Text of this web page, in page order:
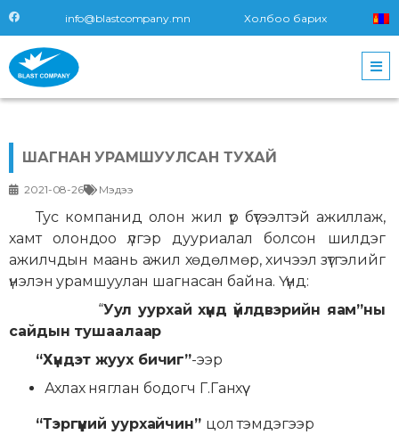
info@blastcompany.mn Холбоо барих
ШАГНАН УРАМШУУЛСАН ТУХАЙ
2021-08-26 Мэдээ
Тус компанид олон жил үр бүтээлтэй ажиллаж,
хамт олондоо үлгэр дууриалал болсон шилдэг
ажилчдын маань ажил хөдөлмөр, хичээл зүтгэлийг
үнэлэн урамшуулан шагнасан байна. Үүнд:
“Уул уурхай хүнд үйлдвэрийн яам”ны
сайдын тушаалаар
“Хүндэт жуух бичиг”-ээр
Ахлах няглан бодогч Г.Ганхүү
“Тэргүүний уурхайчин” цол тэмдэгээр